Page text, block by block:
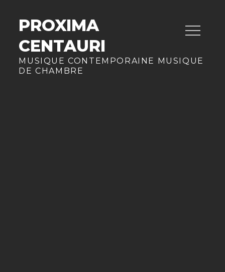
contentPROXIMA
CENTAURI
MUSIQUE CONTEMPORAINE MUSIQUE
DE CHAMBRE